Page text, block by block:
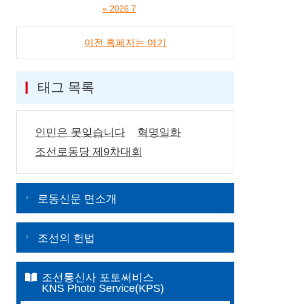
« 2026.7
이전 홈페지는 여기
태그 목록
인민은 못잊습니다
혁명일화
조선로동당 제9차대회
로동신문 면소개
조선의 헌법
조선통신사 포토써비스
KNS Photo Service(KPS)